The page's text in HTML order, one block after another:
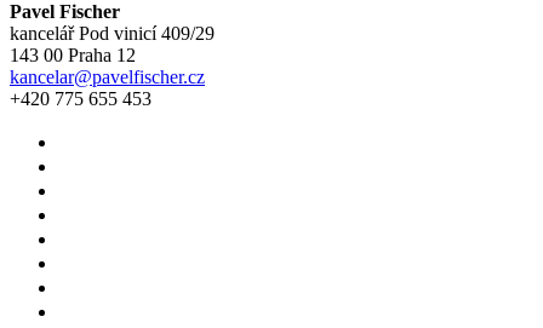
Pavel Fischer
kancelář Pod vinicí 409/29
143 00 Praha 12
kancelar@pavelfischer.cz
+420 775 655 453